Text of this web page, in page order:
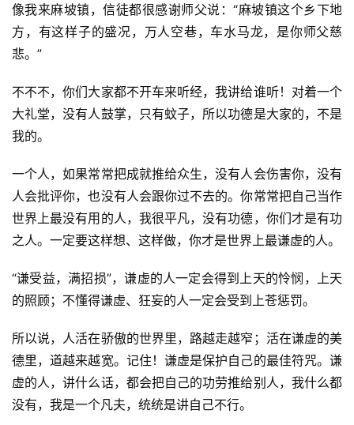
资
讯
八
点
像我来麻坡镇，信徒都很感谢师父说：“麻坡镇这个乡下地
方，有这样子的盛况，万人空巷，车水马龙，是你师父慈
悲。”
不不不，你们大家都不开车来听经，我讲给谁听！对着一个
大礼堂，没有人鼓掌，只有蚊子，所以功德是大家的，不是
我的。
一个人，如果常常把成就推给众生，没有人会伤害你，没有
人会批评你，也没有人会跟你过不去的。你常常把自己当作
世界上最没有用的人，我很平凡，没有功德，你们才是有功
之人。一定要这样想、这样做，你才是世界上最谦虚的人。
“谦受益，满招损”，谦虚的人一定会得到上天的怜悯，上天
的照顾；不懂得谦虚、狂妄的人一定会受到上苍惩罚。
所以说，人活在骄傲的世界里，路越走越窄；活在谦虚的美
德里，道越来越宽。记住！谦虚是保护自己的最佳符咒。谦
虚的人，讲什么话，都会把自己的功劳推给别人，我什么都
没有，我是一个凡夫，统统是讲自己不行。